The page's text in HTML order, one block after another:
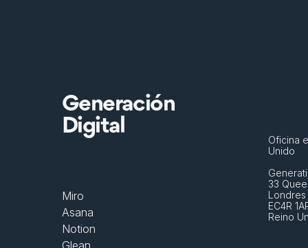
Generación
Digital
Miro
Asana
Notion
Glean
Oficina
Unido
33
Londres
EC4R
Reino